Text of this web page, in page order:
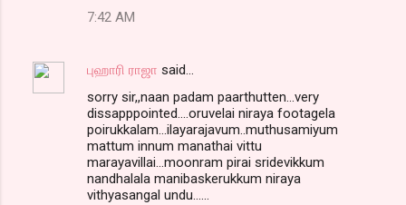
7:42 AM
புஹாரி ராஜா said…
sorry sir,,naan padam paarthutten...very
dissapppointed....oruvelai niraya footagela
poirukkalam...ilayarajavum..muthusamiyum
mattum innum manathai vittu
marayavillai...moonram pirai sridevikkum
nandhalala manibaskerukkum niraya
vithyasangal undu......